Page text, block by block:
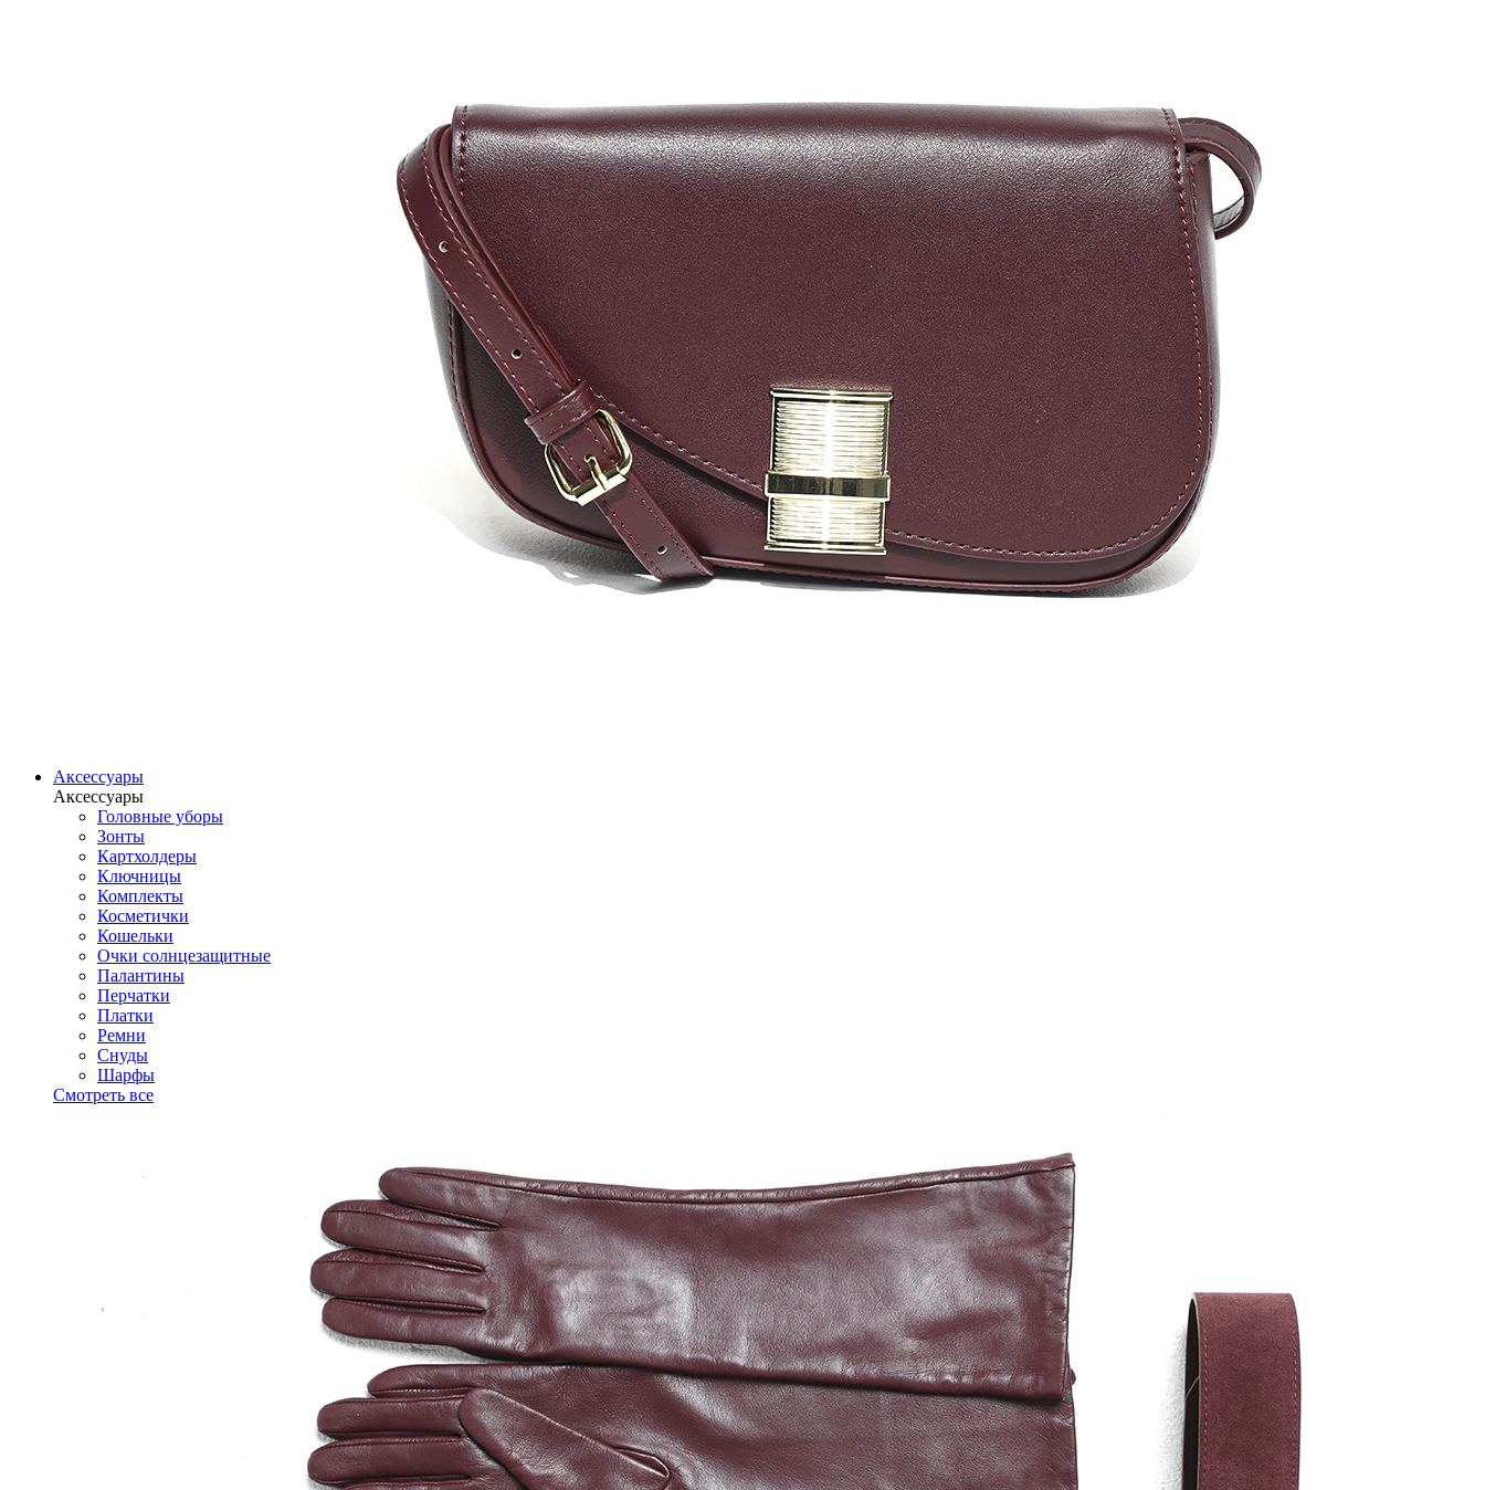
Аксессуары
Аксессуары
Головные уборы
Зонты
Картхолдеры
Ключницы
Комплекты
Косметички
Кошельки
Очки солнцезащитные
Палантины
Перчатки
Платки
Ремни
Снуды
Шарфы
Смотреть все